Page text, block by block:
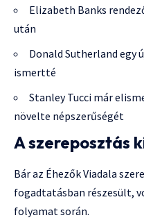
Elizabeth Banks
után
Donald Sutherland egy
ismertté
Stanley Tucci már
növelte népszerűségét
A szereposztás
Bár az Éhezők Viadala
fogadtatásban részesült,
folyamat során.